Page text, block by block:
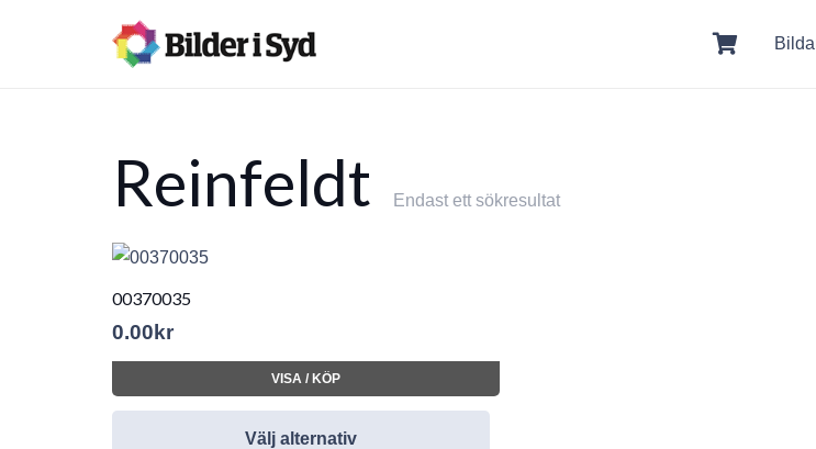
Reinfeldt Endast ett sökresultat
00370035
0.00 kr
VISA / KÖP
Välj alternativ